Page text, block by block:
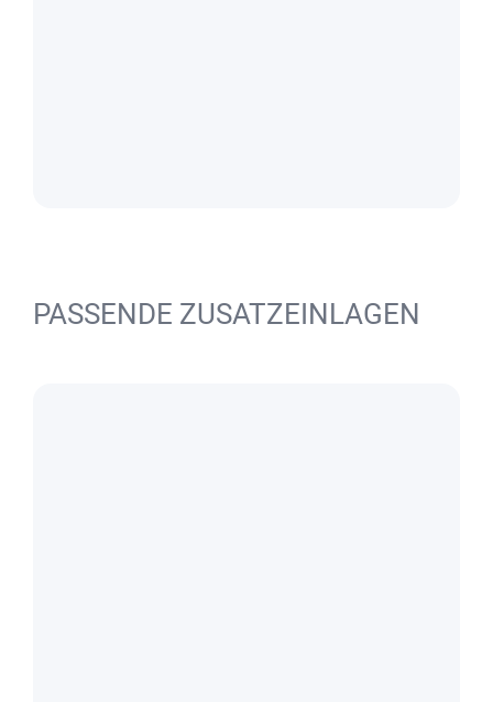
PASSENDE ZUSATZEINLAGEN